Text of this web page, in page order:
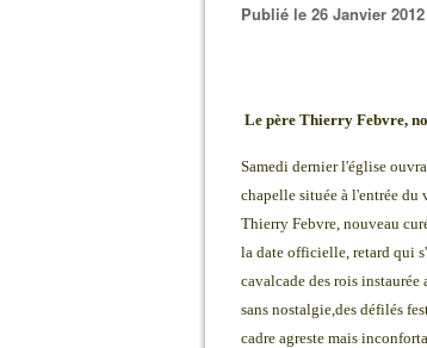
Publié le 26 Janvier 2012
Le père Thierry Febvre,
Samedi dernier l'église
chapelle située à l'entrée du
Thierry Febvre, nouveau
la date officielle, retard qui
cavalcade des rois instaurée
sans nostalgie,des défilés
cadre agreste mais